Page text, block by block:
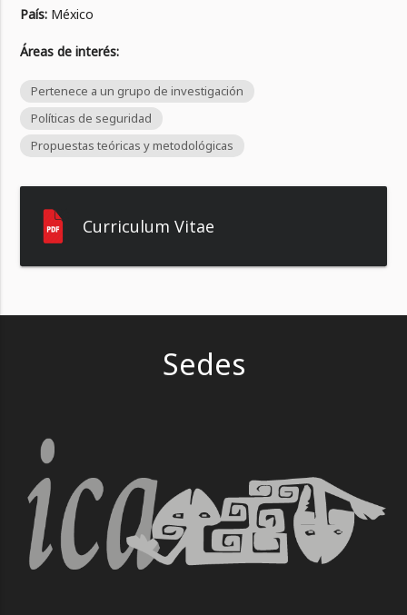
País: México
Áreas de interés:
Pertenece a un grupo de investigación
Políticas de seguridad
Propuestas teóricas y metodológicas
Curriculum Vitae
Sedes